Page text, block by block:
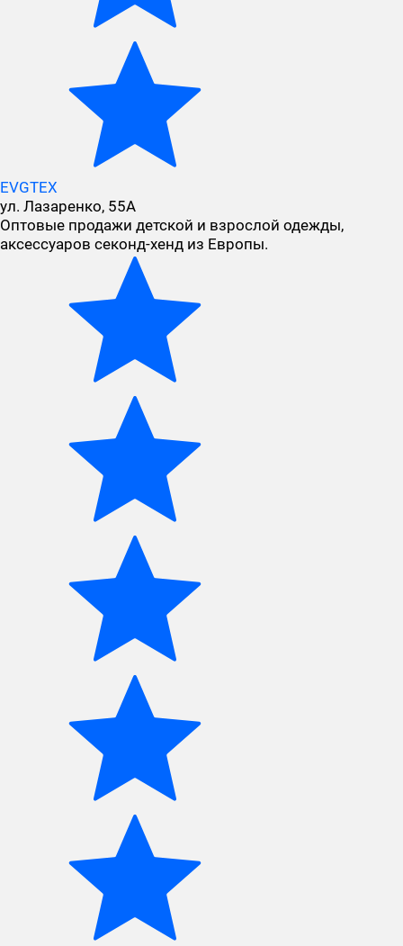
EVGTEX
ул. Лазаренко, 55А
Оптовые продажи детской и взрослой одежды,
аксессуаров секонд-хенд из Европы.